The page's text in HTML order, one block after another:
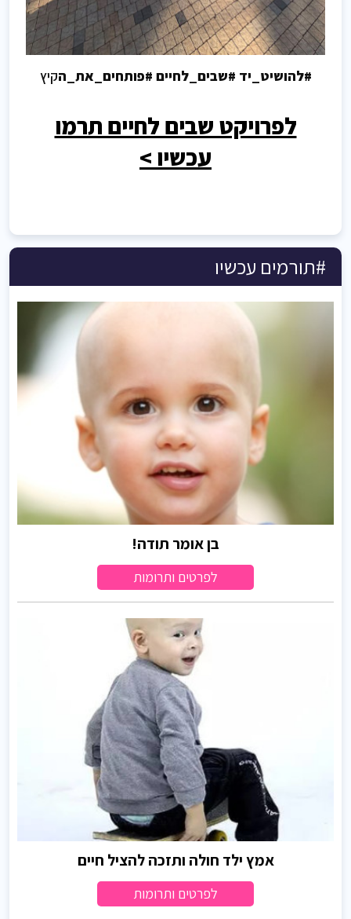
#להושיט_יד #שבים_לחיים #פותחים_את_הקיץ
לפרויקט שבים לחיים תרמו
עכשיו >
#תורמים עכשיו
בן אומר תודה!
לפרטים ותרומות
אמץ ילד חולה ותזכה להציל חיים
לפרטים ותרומות